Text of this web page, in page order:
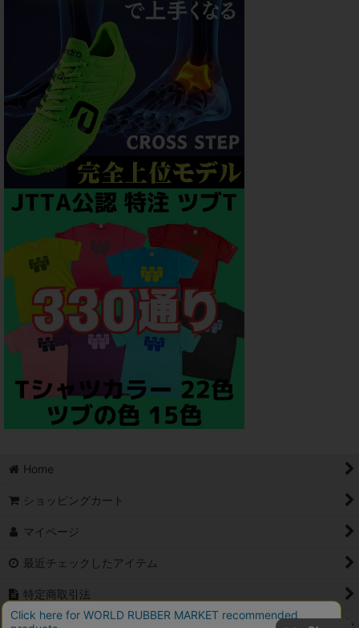
Home
ショッピングカート
マイページ
最近チェックしたアイテム
特定商取引法
ご利用案内